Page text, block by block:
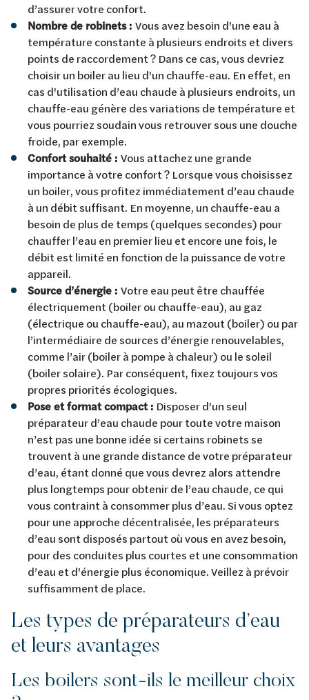
d’assurer votre confort.
Nombre de robinets : Vous avez besoin d'une eau à
température constante à plusieurs endroits et divers
points de raccordement ? Dans ce cas, vous devriez
choisir un boiler au lieu d'un chauffe-eau. En effet, en
cas d'utilisation d’eau chaude à plusieurs endroits, un
chauffe-eau génère des variations de température et
vous pourriez soudain vous retrouver sous une douche
froide, par exemple.
Confort souhaité : Vous attachez une grande
importance à votre confort ? Lorsque vous choisissez
un boiler, vous profitez immédiatement d’eau chaude
à un débit suffisant. En moyenne, un chauffe-eau a
besoin de plus de temps (quelques secondes) pour
chauffer l’eau en premier lieu et encore une fois, le
débit est limité en fonction de la puissance de votre
appareil.
Source d’énergie : Votre eau peut être chauffée
électriquement (boiler ou chauffe-eau), au gaz
(électrique ou chauffe-eau), au mazout (boiler) ou par
l’intermédiaire de sources d’énergie renouvelables,
comme l’air (boiler à pompe à chaleur) ou le soleil
(boiler solaire). Par conséquent, fixez toujours vos
propres priorités écologiques.
Pose et format compact : Disposer d'un seul
préparateur d’eau chaude pour toute votre maison
n’est pas une bonne idée si certains robinets se
trouvent à une grande distance de votre préparateur
d’eau, étant donné que vous devrez alors attendre
plus longtemps pour obtenir de l’eau chaude, ce qui
vous contraint à consommer plus d’eau. Si vous optez
pour une approche décentralisée, les préparateurs
d’eau sont disposés partout où vous en avez besoin,
pour des conduites plus courtes et une consommation
d’eau et d'énergie plus économique. Veillez à prévoir
suffisamment de place.
Les types de préparateurs d’eau
et leurs avantages
Les boilers sont-ils le meilleur choix